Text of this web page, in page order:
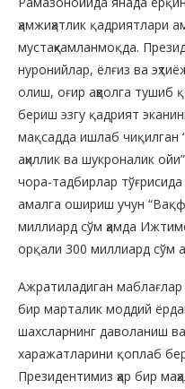
ҳамжиҳатлик қадриятлари
мустаҳкамланмоқда.
нуронийлар, ёлғиз ва
олиш, оғир аҳволга тушиб
бериш эзгу қадрият
мақсадда ишлаб чиқилган
аҳиллик ва шукроналик
чора-тадбирлар
амалга ошириш учун
миллиард сўм ҳамда
орқали 300 миллиард сўм
Ажратиладиган маблағлар
бир марталик моддий
шахсларнинг даволаниш
харажатларини қоплаб
Президентимиз ҳар бир